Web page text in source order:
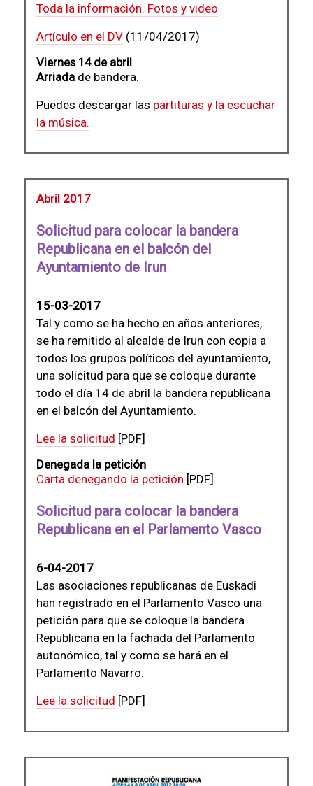
Toda la información. Fotos y video
Artículo en el DV (11/04/2017)
Viernes 14 de abril
Arriada de bandera.
Puedes descargar las partituras y la escuchar
la música.
Abril 2017
Solicitud para colocar la bandera
Republicana en el balcón del
Ayuntamiento de Irun
15-03-2017
Tal y como se ha hecho en años anteriores,
se ha remitido al alcalde de Irun con copia a
todos los grupos políticos del ayuntamiento,
una solicitud para que se coloque durante
todo el día 14 de abril la bandera republicana
en el balcón del Ayuntamiento.
Lee la solicitud [PDF]
Denegada la petición
Carta denegando la petición [PDF]
Solicitud para colocar la bandera
Republicana en el Parlamento Vasco
6-04-2017
Las asociaciones republicanas de Euskadi
han registrado en el Parlamento Vasco una
petición para que se coloque la bandera
Republicana en la fachada del Parlamento
autonómico, tal y como se hará en el
Parlamento Navarro.
Lee la solicitud [PDF]